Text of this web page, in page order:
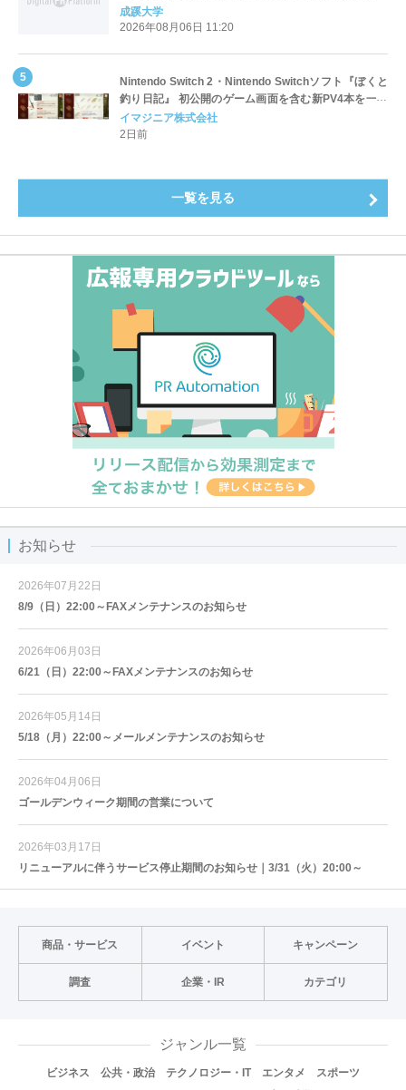
全国第1位を獲得！～実就職率は26.5%（前年比＋
4.3pt）に伸長、東京の私立大学でも10位にランクイン
成蹊大学
2026年08月06日 11:20
Nintendo Switch 2・Nintendo Switchソフト『ぼくと
釣り日記』 初公開のゲーム画面を含む新PV4本を一挙
公開！
イマジニア株式会社
2日前
一覧を見る
お知らせ
2026年07月22日
8/9（日）22:00～FAXメンテナンスのお知らせ
2026年06月03日
6/21（日）22:00～FAXメンテナンスのお知らせ
2026年05月14日
5/18（月）22:00～メールメンテナンスのお知らせ
2026年04月06日
ゴールデンウィーク期間の営業について
2026年03月17日
リニューアルに伴うサービス停止期間のお知らせ｜3/31（火）20:00～
商品・サービス イベント キャンペーン
調査 企業・IR カテゴリ
ジャンル一覧
ビジネス 公共・政治 テクノロジー・IT エンタメ
スポーツ